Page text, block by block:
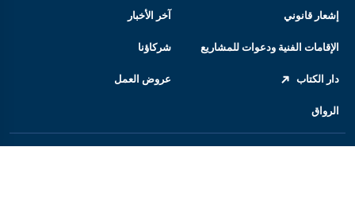
إشعار قانوني آخر الأخبار
الإقامات الفنية ودعوات للمشاريع شركاؤنا
دار الكتاب عروض العمل
الرواق